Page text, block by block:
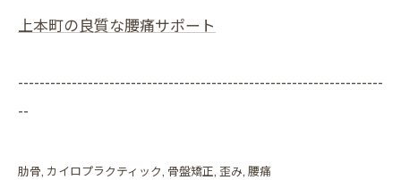
上本町の良質な腰痛サポート
--------------------------------------------------------------------
--
肋骨 カイロプラクティック 骨盤矯正 歪み 腰痛